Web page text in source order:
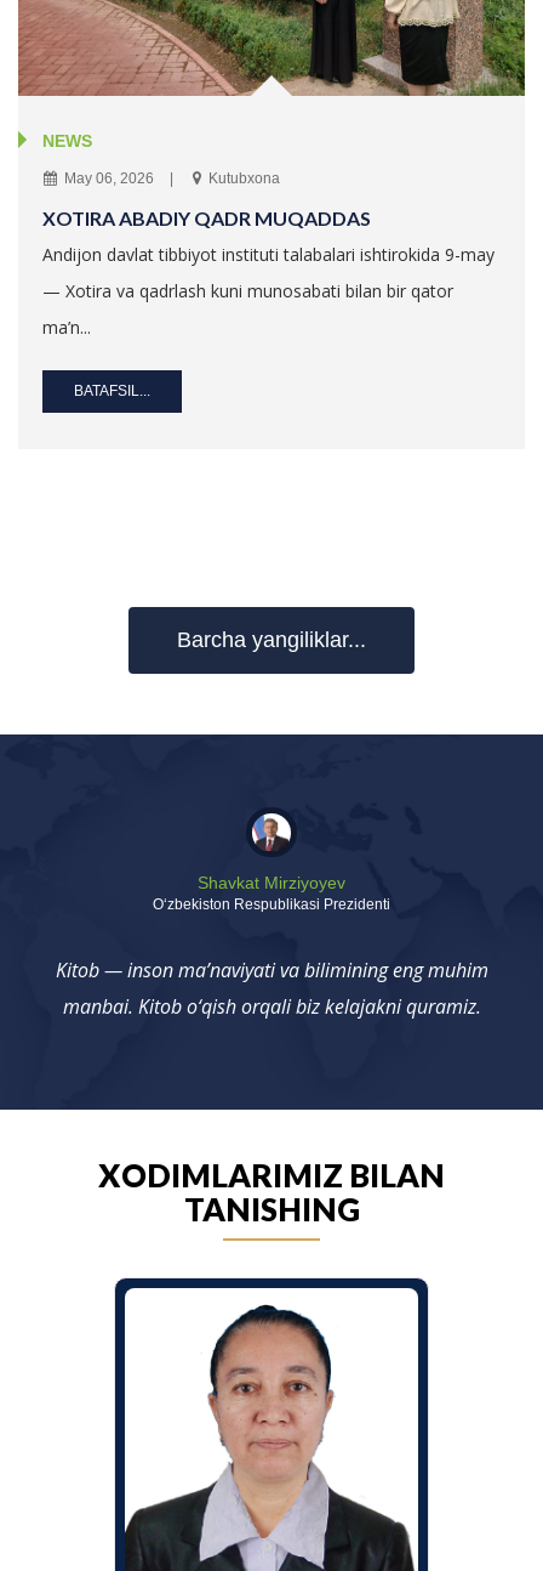
NEWS
May 06, 2026 Kutubxona
XOTIRA ABADIY QADR MUQADDAS
Andijon davlat tibbiyot instituti talabalari ishtirokida 9-may
— Xotira va qadrlash kuni munosabati bilan bir qator
ma’n...
BATAFSIL...
Barcha yangiliklar...
Shavkat Mirziyoyev
Oʻzbekiston Respublikasi Prezidenti
Kitob — inson ma’naviyati va bilimining eng muhim
manbai. Kitob o‘qish orqali biz kelajakni quramiz.
XODIMLARIMIZ BILAN
TANISHING